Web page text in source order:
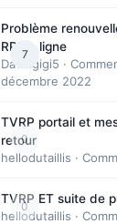
7
Problème
RP en ligne
Davidgigi5 ·
décembre 2022
0
TVRP portail et
retour
hellodutaillis ·
0
TVRP ET suite de
hellodutaillis ·